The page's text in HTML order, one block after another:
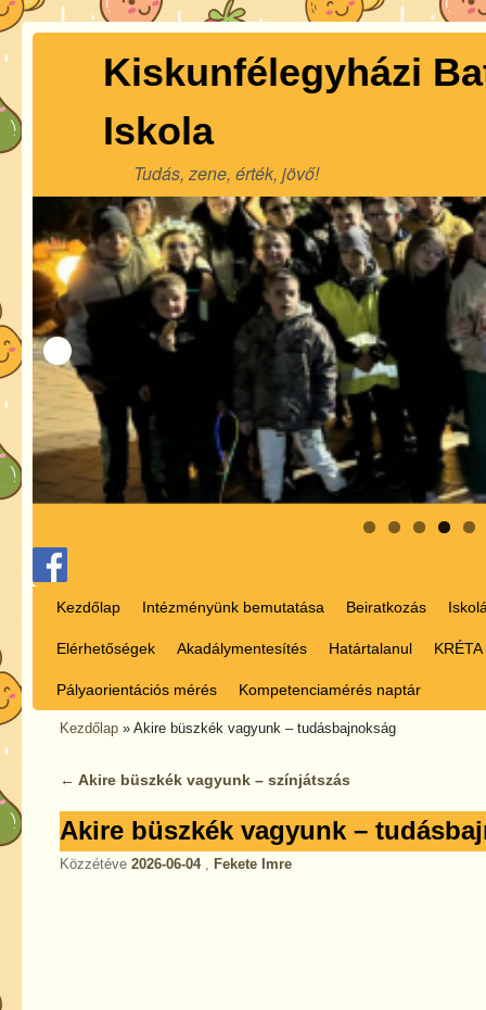
Kiskunfélegyházi
Iskola
Tudás, zene, érték, jövő!
Kezdőlap Intézményünk bemutatása Beiratkozás
Elérhetőségek Akadálymentesítés Határtalanul KRÉTA
Pályaorientációs mérés Kompetenciamérés naptár
Kezdőlap » Akire büszkék vagyunk – tudásbajnokság
Bejegyzés navigáció
← Akire büszkék vagyunk – színjátszás
Akire büszkék vagyunk –
Közzétéve 2026-06-04 , Fekete Imre